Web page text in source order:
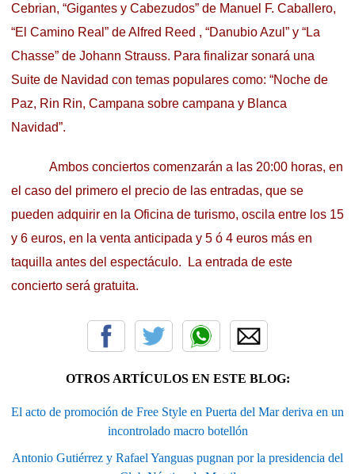
Cebrian, “Gigantes y Cabezudos” de Manuel F. Caballero,
“El Camino Real” de Alfred Reed , “Danubio Azul” y “La
Chasse” de Johann Strauss. Para finalizar sonará una
Suite de Navidad con temas populares como: “Noche de
Paz, Rin Rin, Campana sobre campana y Blanca
Navidad”.
Ambos conciertos comenzarán a las 20:00 horas, en
el caso del primero el precio de las entradas, que se
pueden adquirir en la Oficina de turismo, oscila entre los 15
y 6 euros, en la venta anticipada y 5 ó 4 euros más en
taquilla antes del espectáculo. La entrada de este
concierto será gratuita.
OTROS ARTÍCULOS EN ESTE BLOG:
El acto de promoción de Free Style en Puerta del Mar deriva en un
incontrolado macro botellón
Antonio Gutiérrez y Rafael Yanguas pugnan por la presidencia del